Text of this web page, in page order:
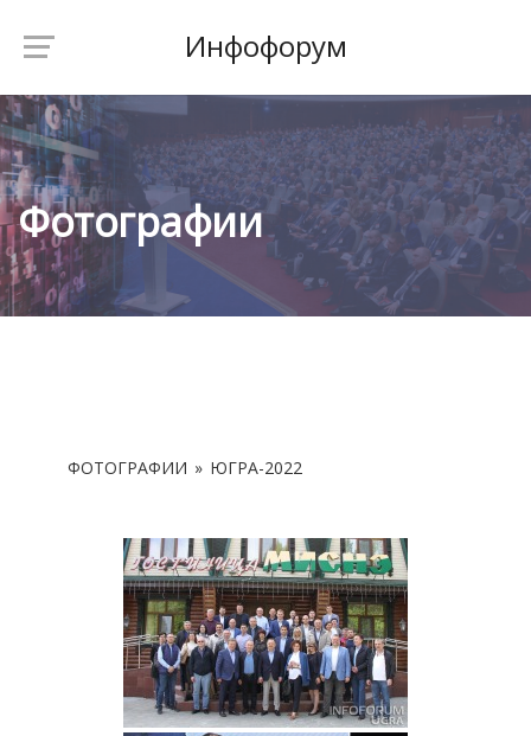
Инфофорум
Фотографии
ФОТОГРАФИИ » ЮГРА-2022